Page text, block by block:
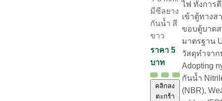
มีซีลยาง
กันน้ำ สี
ขาว
ราคา 5
บาท
คลิกลง
ตะกร้า
ไฟ ทั้งการ
เข้าตู้ทางส
ขอบตู้บาด
มาตรฐาน
วัสดุทำจา
Adopting
กันน้ำ
(NBR),